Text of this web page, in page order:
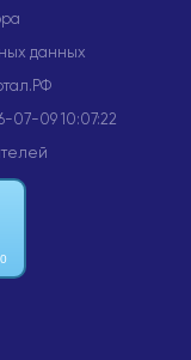
данных
07-09 10:07:22